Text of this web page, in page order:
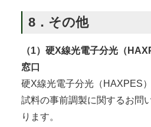
8．その他
（1）硬X線光電子分光（
窓口
硬X線光電子分光（HAXPES
試料の事前調製に関するお問
ります。